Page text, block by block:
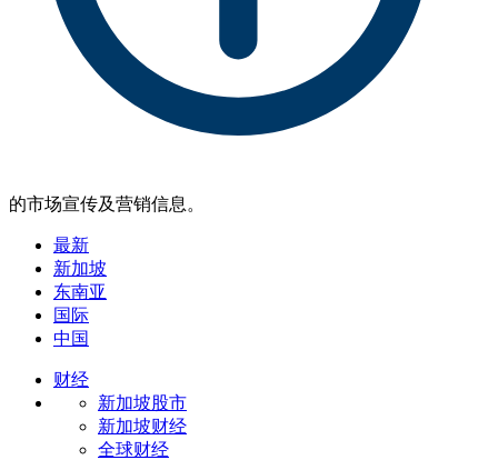
的市场宣传及营销信息。
最新
新加坡
东南亚
国际
中国
财经
新加坡股市
新加坡财经
全球财经